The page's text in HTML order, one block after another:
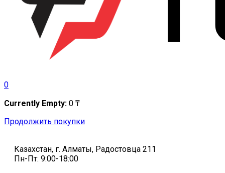
0
Currently Empty: 0 ₸
Продолжить покупки
Казахстан, г. Алматы, Радостовца 211
Пн-Пт: 9:00-18:00